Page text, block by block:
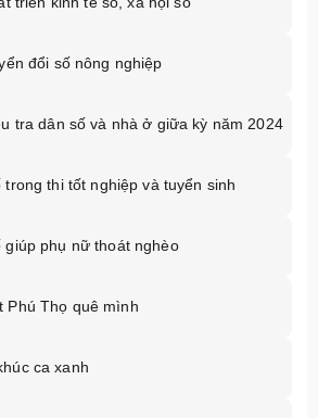
đổi số nông nghiệp
tra dân số và nhà ở giữa kỳ năm 2024
trong thi tốt nghiệp và tuyển sinh
giúp phụ nữ thoát nghèo
Phú Thọ quê mình
ca xanh